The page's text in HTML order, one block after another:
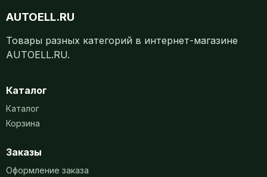
AUTOELL.RU
Товары разных категорий в интернет-магазине
AUTOELL.RU.
Каталог
Каталог
Корзина
Заказы
Оформление заказа